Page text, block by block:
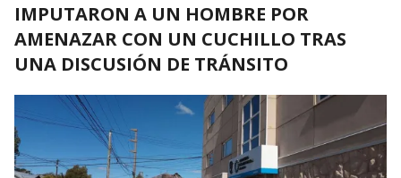
IMPUTARON A UN HOMBRE POR
AMENAZAR CON UN CUCHILLO TRAS
UNA DISCUSIÓN DE TRÁNSITO